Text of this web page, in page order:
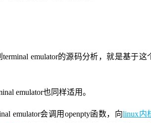
emulator的源码分析，就是基于这
emulator也同样适用。
emulator会调用openpty函数，向linux内